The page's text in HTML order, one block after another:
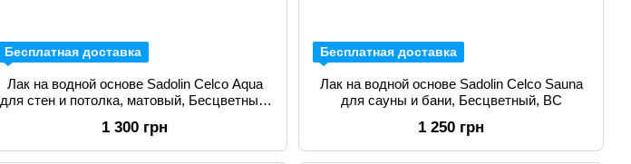
Бесплатная доставка
Лак на водной основе Sadolin Celco Aqua
для стен и потолка, матовый, Бесцветный,
1 300 грн
Бесплатная доставка
Лак на водной основе Sadolin Celco Sauna
для сауны и бани, Бесцветный, BC
1 250 грн